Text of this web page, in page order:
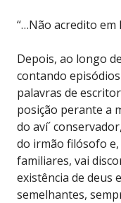
“…Não acredito em
Depois, ao longo
contando
palavras de
posição perante a
do aví´
do irmão filósofo
familiares, vai
existência de deus
semelhantes,